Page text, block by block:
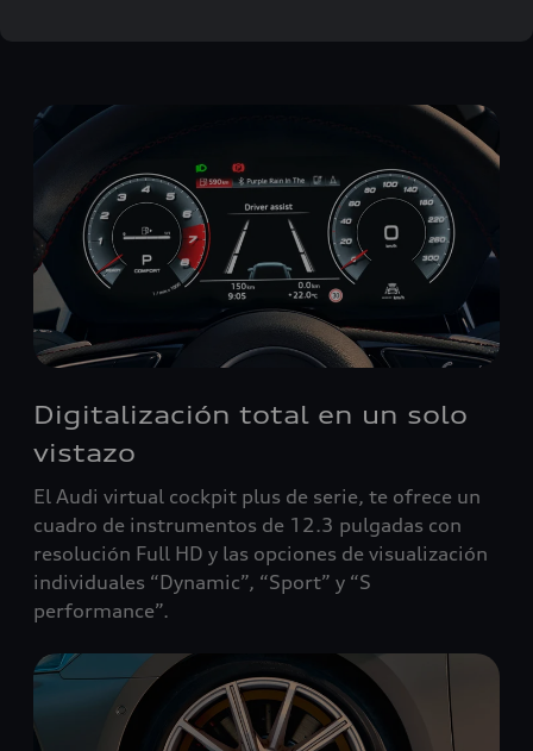
Digitalización total en un solo
vistazo
El Audi virtual cockpit plus de serie, te ofrece un
cuadro de instrumentos de 12.3 pulgadas con
resolución Full HD y las opciones de visualización
individuales “Dynamic”, “Sport” y “S
performance”.